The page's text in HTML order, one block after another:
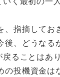
指摘してお
、どうなる
ることはあ
投機資金は